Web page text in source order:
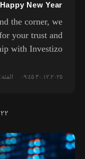
Happy New Year
the corner, we
your trust and
with Investizo.
٣٠.١٢.٢٠٢٥ ٠٩:٤٥ الفئة:
٢٢ ديسمبر ٢٠٢٥, الاثنين